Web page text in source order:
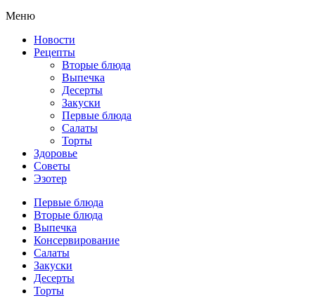
Меню
Новости
Рецепты
Вторые блюда
Выпечка
Десерты
Закуски
Первые блюда
Салаты
Торты
Здоровье
Советы
Эзотер
Первые блюда
Вторые блюда
Выпечка
Консервирование
Салаты
Закуски
Десерты
Торты